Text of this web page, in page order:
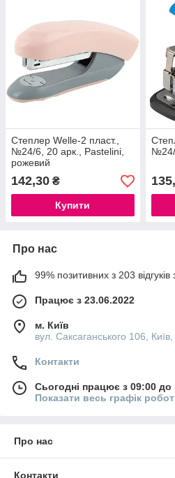
Степлер Welle-2 пласт.,
№24/6, 20 арк., Pastelini,
рожевий
142,30 ₴
Купити
№24/
Про нас
99% позитивних з 203 відгуків
Працює з 23.06.2022
м. Київ
вул. Саксаганського 106, Київ,
Контакти
Сьогодні працює з 09:00 до
Показати весь графік
Про нас
Контакти